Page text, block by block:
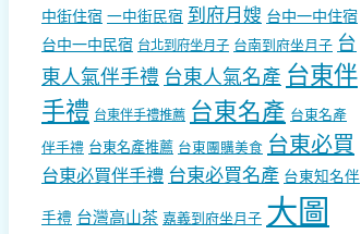
中街住宿 一中街民宿 到府月嫂 台中一中住宿
台中一中民宿 台北到府坐月子 台南到府坐月子 台
東人氣伴手禮 台東人氣名產 台東伴
手禮 台東伴手禮推薦 台東名產 台東名產
伴手禮 台東名產推薦 台東團購美食 台東必買
台東必買伴手禮 台東必買名產 台東知名伴
手禮 台灣高山茶 嘉義到府坐月子 大圖